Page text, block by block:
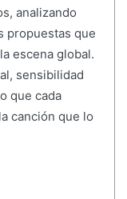
analizando
propuestas que
escena global.
sensibilidad
que cada
canción que lo